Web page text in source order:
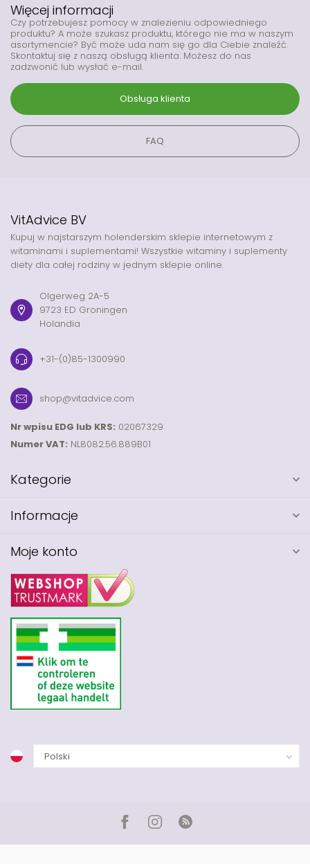
Więcej informacji
Czy potrzebujesz pomocy w znalezieniu odpowiedniego
produktu? A może szukasz produktu, którego nie ma w naszym
asortymencie? Być może uda nam się go dla Ciebie znaleźć.
Skontaktuj się z naszą obsługą klienta. Możesz do nas
zadzwonić lub wysłać e-mail.
Obsługa klienta
FAQ
VitAdvice BV
Kupuj w najstarszym holenderskim sklepie internetowym z
witaminami i suplementami! Wszystkie witaminy i suplementy
diety dla całej rodziny w jednym sklepie online.
Olgerweg 2A-5
9723 ED Groningen
Holandia
+31-(0)85-1300990
shop@vitadvice.com
Nr wpisu EDG lub KRS: 02067329
Numer VAT: NL8082.56.889B01
Kategorie
Informacje
Moje konto